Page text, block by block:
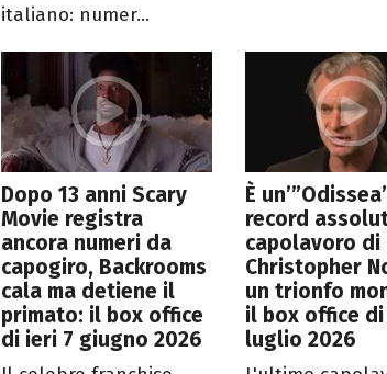
italiano: numer...
Dopo 13 anni Scary
Movie registra
ancora numeri da
capogiro, Backrooms
cala ma detiene il
primato: il box office
di ieri 7 giugno 2026
È
record
capolavoro di
Christopher
un trionfo
il box office
luglio 2026